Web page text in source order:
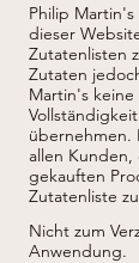
BLATT-/
SESAMUM
PERSEA
/
Philip
dieser
Zutatenlisten
Zutaten
Martin's
übernehmen.
allen
gekauften
Zutatenliste
Nicht zum
Anwendung.